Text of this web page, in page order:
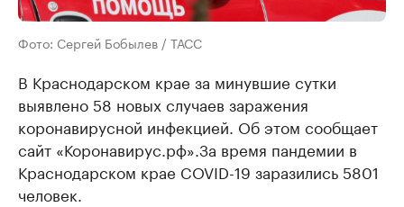
Фото: Сергей Бобылев / ТАСС
В Краснодарском крае за минувшие сутки
выявлено 58 новых случаев заражения
коронавирусной инфекцией. Об этом сообщает
сайт «Коронавирус.рф».За время пандемии в
Краснодарском крае COVID-19 заразились 5801
человек.